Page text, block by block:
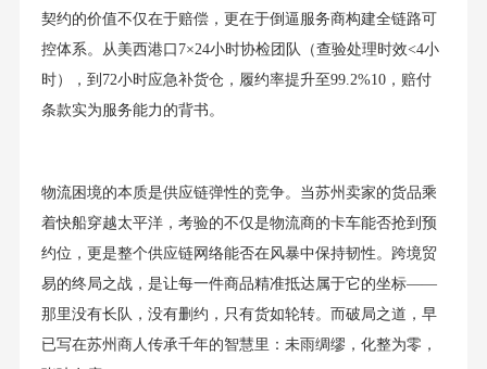
契约的价值不仅在于赔偿，更在于倒逼服务商构建全链路可
控体系。从美西港口7×24小时协检团队（查验处理时效<4小
时），到72小时应急补货仓，履约率提升至99.2%10，赔付
条款实为服务能力的背书。
物流困境的本质是供应链弹性的竞争。当苏州卖家的货品乘
着快船穿越太平洋，考验的不仅是物流商的卡车能否抢到预
约位，更是整个供应链网络能否在风暴中保持韧性。跨境贸
易的终局之战，是让每一件商品精准抵达属于它的坐标——
那里没有长队，没有删约，只有货如轮转。而破局之道，早
已写在苏州商人传承千年的智慧里：未雨绸缪，化整为零，